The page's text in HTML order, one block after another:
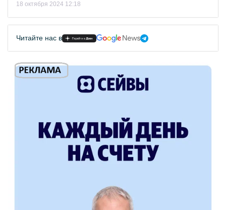
18 октября 2024 12:18
Читайте нас в